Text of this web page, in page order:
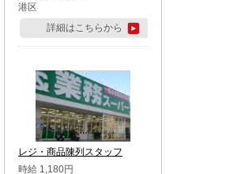
港区
詳細はこちらから
レジ・商品陳列スタッフ
時給 1,180円